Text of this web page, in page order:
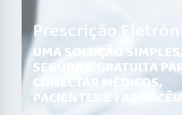
Prescrição
UMA SOLUÇÃO SIMPLES,
SEGURA E GRATUITA
CONECTAR MÉDICOS,
PACIENTES E